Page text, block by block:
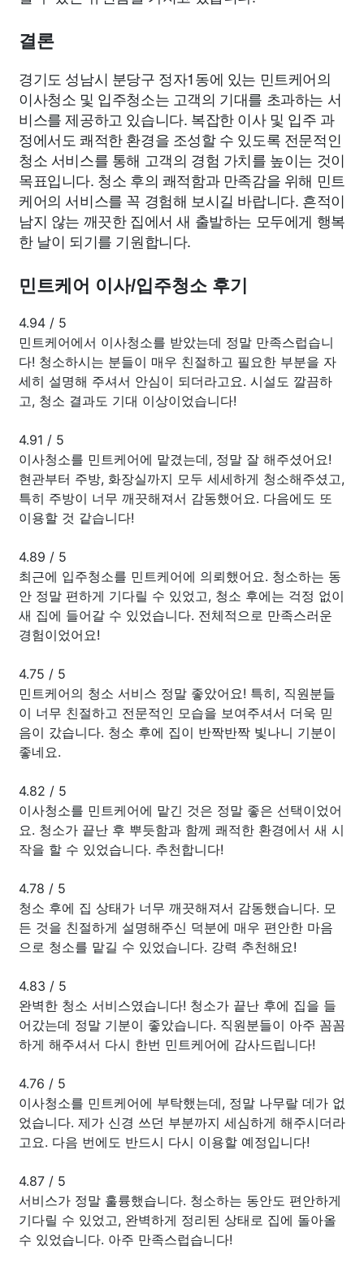
결론
경기도 성남시 분당구 정자1동에 있는 민트케어의
이사청소 및 입주청소는 고객의 기대를 초과하는 서
비스를 제공하고 있습니다. 복잡한 이사 및 입주 과
정에서도 쾌적한 환경을 조성할 수 있도록 전문적인
청소 서비스를 통해 고객의 경험 가치를 높이는 것이
목표입니다. 청소 후의 쾌적함과 만족감을 위해 민트
케어의 서비스를 꼭 경험해 보시길 바랍니다. 흔적이
남지 않는 깨끗한 집에서 새 출발하는 모두에게 행복
한 날이 되기를 기원합니다.
민트케어 이사/입주청소 후기
4.94 / 5
민트케어에서 이사청소를 받았는데 정말 만족스럽습니
다! 청소하시는 분들이 매우 친절하고 필요한 부분을 자
세히 설명해 주셔서 안심이 되더라고요. 시설도 깔끔하
고, 청소 결과도 기대 이상이었습니다!
4.91 / 5
이사청소를 민트케어에 맡겼는데, 정말 잘 해주셨어요!
현관부터 주방, 화장실까지 모두 세세하게 청소해주셨고,
특히 주방이 너무 깨끗해져서 감동했어요. 다음에도 또
이용할 것 같습니다!
4.89 / 5
최근에 입주청소를 민트케어에 의뢰했어요. 청소하는 동
안 정말 편하게 기다릴 수 있었고, 청소 후에는 걱정 없이
새 집에 들어갈 수 있었습니다. 전체적으로 만족스러운
경험이었어요!
4.75 / 5
민트케어의 청소 서비스 정말 좋았어요! 특히, 직원분들
이 너무 친절하고 전문적인 모습을 보여주셔서 더욱 믿
음이 갔습니다. 청소 후에 집이 반짝반짝 빛나니 기분이
좋네요.
4.82 / 5
이사청소를 민트케어에 맡긴 것은 정말 좋은 선택이었어
요. 청소가 끝난 후 뿌듯함과 함께 쾌적한 환경에서 새 시
작을 할 수 있었습니다. 추천합니다!
4.78 / 5
청소 후에 집 상태가 너무 깨끗해져서 감동했습니다. 모
든 것을 친절하게 설명해주신 덕분에 매우 편안한 마음
으로 청소를 맡길 수 있었습니다. 강력 추천해요!
4.83 / 5
완벽한 청소 서비스였습니다! 청소가 끝난 후에 집을 들
어갔는데 정말 기분이 좋았습니다. 직원분들이 아주 꼼꼼
하게 해주셔서 다시 한번 민트케어에 감사드립니다!
4.76 / 5
이사청소를 민트케어에 부탁했는데, 정말 나무랄 데가 없
었습니다. 제가 신경 쓰던 부분까지 세심하게 해주시더라
고요. 다음 번에도 반드시 다시 이용할 예정입니다!
4.87 / 5
서비스가 정말 훌륭했습니다. 청소하는 동안도 편안하게
기다릴 수 있었고, 완벽하게 정리된 상태로 집에 돌아올
수 있었습니다. 아주 만족스럽습니다!